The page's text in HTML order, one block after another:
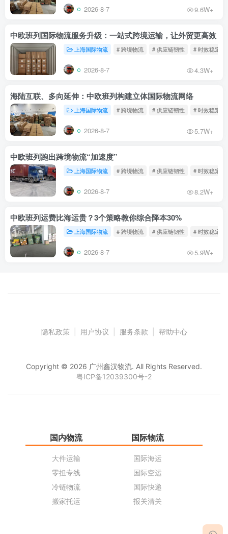
2026-8-7 9.6W+
中欧班列国际物流服务升级：一站式跨境运输，让外贸更高效
上海国际物流 # 跨境物流 # 供应链韧性 # 时效稳定
2026-8-7 4.3W+
海陆互联、多向延伸：中欧班列构建立体国际物流网络
上海国际物流 # 跨境物流 # 供应链韧性 # 时效稳定
2026-8-7 5.7W+
中欧班列跑出跨境物流“加速度”
上海国际物流 # 跨境物流 # 供应链韧性 # 时效稳定
2026-8-7 8.2W+
中欧班列运费比海运贵？3个策略教你综合降本30%
上海国际物流 # 跨境物流 # 供应链韧性 # 时效稳定
2026-8-7 5.9W+
隐私政策 用户协议 服务条款 帮助中心
Copyright © 2026 广州鑫汉物流. All Rights Reserved.
粤ICP备12039300号-2
国内物流
大件运输
零担专线
冷链物流
搬家托运
国际物流
国际海运
国际空运
国际快递
报关清关